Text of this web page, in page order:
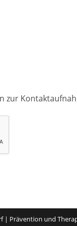
zur
| Prävention und